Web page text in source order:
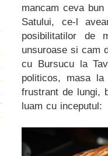
mancam ceva
Satului, ce-l
posibilitatilor de
unsuroase si cam
cu Bursucu la
politicos, masa
frustrant de lungi,
luam cu inceputul: